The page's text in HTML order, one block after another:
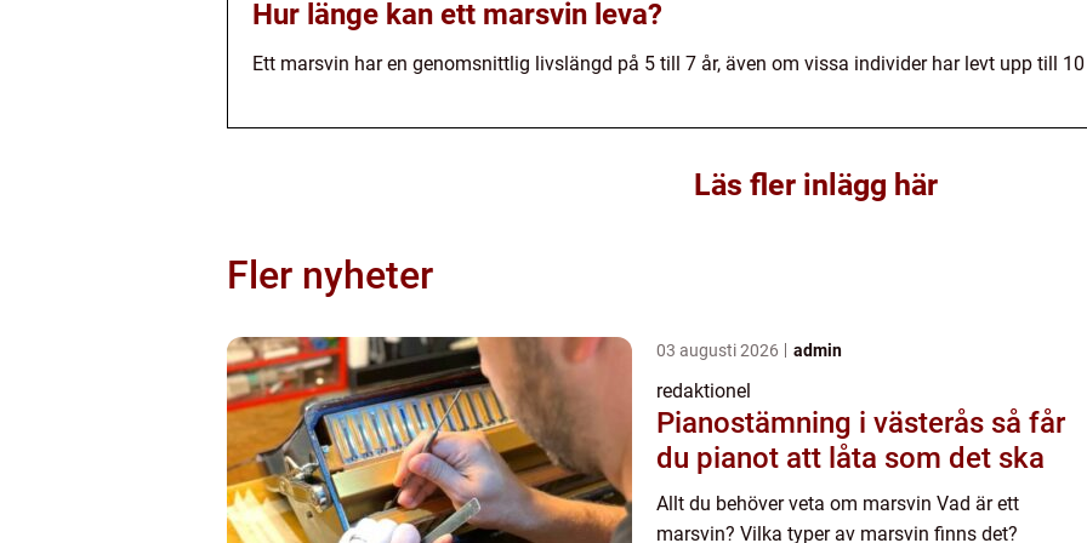
Hur länge kan ett marsvin leva?
Ett marsvin har en genomsnittlig livslängd på 5 till 7 år, även om vissa individer har levt upp till 10
Läs fler inlägg här
Fler nyheter
03 augusti 2026 admin
redaktionel
Pianostämning i västerås så får
du pianot att låta som det ska
Allt du behöver veta om marsvin Vad är ett
marsvin? Vilka typer av marsvin finns det?